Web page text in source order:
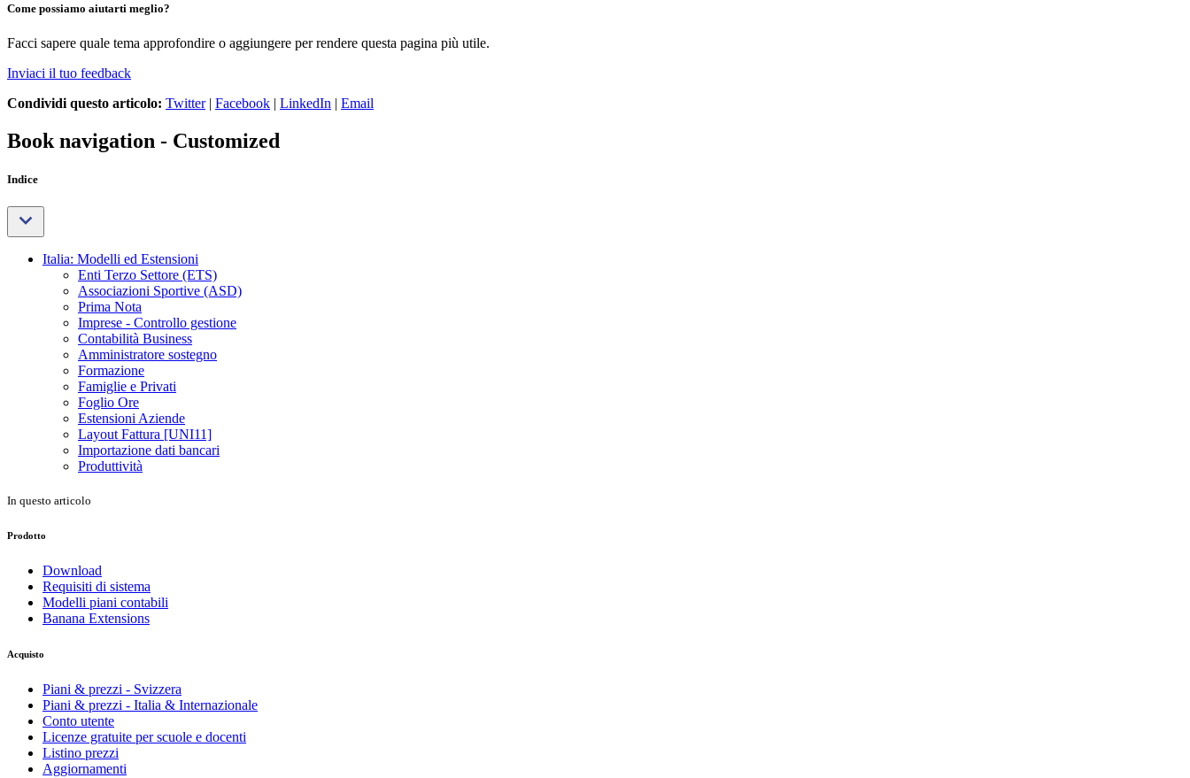
Come possiamo aiutarti meglio?
Facci sapere quale tema approfondire o aggiungere per rendere questa pagina più utile.
Inviaci il tuo feedback
Condividi questo articolo: Twitter| Facebook | LinkedIn | Email
Book navigation - Customized
Indice
Italia: Modelli ed Estensioni
Enti Terzo Settore (ETS)
Associazioni Sportive (ASD)
Prima Nota
Imprese - Controllo gestione
Contabilità Business
Amministratore sostegno
Formazione
Famiglie e Privati
Foglio Ore
Estensioni Aziende
Layout Fattura [UNI11]
Importazione dati bancari
Produttività
In questo articolo
Prodotto
Download
Requisiti di sistema
Modelli piani contabili
Banana Extensions
Acquisto
Piani & prezzi - Svizzera
Piani & prezzi - Italia & Internazionale
Conto utente
Licenze gratuite per scuole e docenti
Listino prezzi
Aggiornamenti